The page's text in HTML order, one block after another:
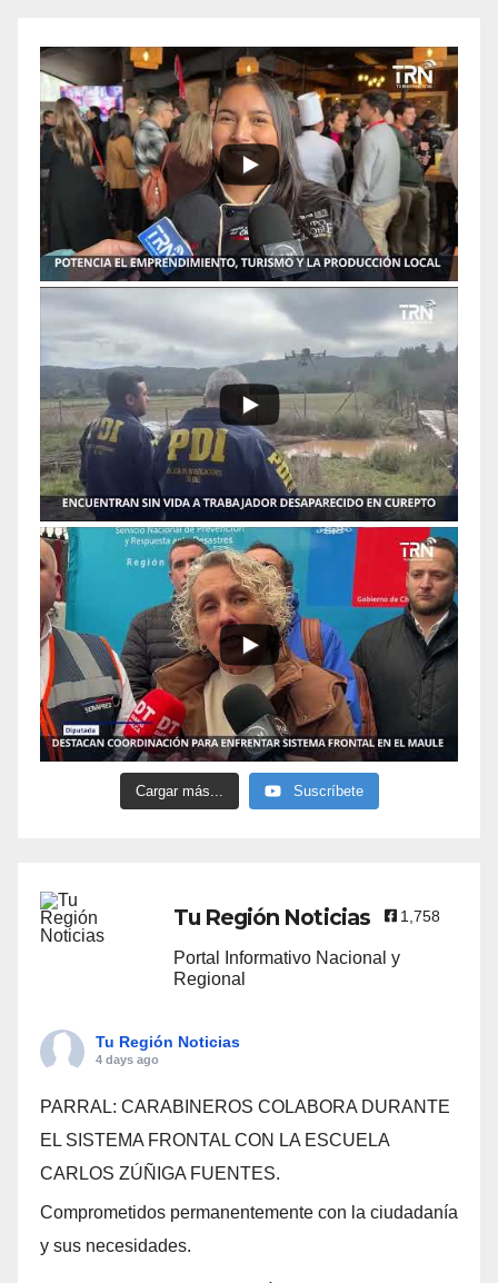
Cargar más... Suscríbete
Tu Región Noticias 1,758
Portal Informativo Nacional y
Regional
Tu Región Noticias
4 days ago
PARRAL: CARABINEROS COLABORA DURANTE
EL SISTEMA FRONTAL CON LA ESCUELA
CARLOS ZÚÑIGA FUENTES.
Comprometidos permanentemente con la ciudadanía
y sus necesidades.